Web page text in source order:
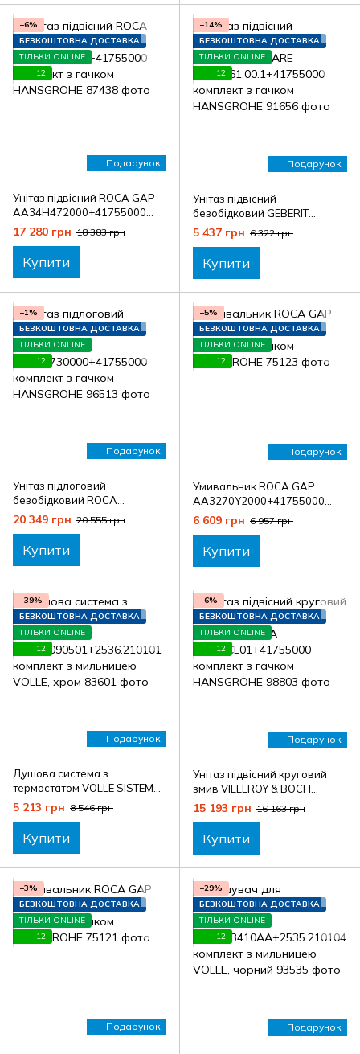
Подарунок
−6%
БЕЗКОШТОВНА ДОСТАВКА
ТІЛЬКИ ONLINE
12
Унітаз підвісний ROCA GAP
AA34H472000+41755000
комплект з гачком
HANSGROHE
17 280 грн 18 383 грн
Купити
Подарунок
−14%
БЕЗКОШТОВНА ДОСТАВКА
ТІЛЬКИ ONLINE
12
Унітаз підвісний
безобідковий GEBERIT
SELNOVA SQUARE
A501.961.00.1+41755000
комплект з гачком
HANSGROHE
5 437 грн 6 322 грн
Купити
Подарунок
−1%
БЕЗКОШТОВНА ДОСТАВКА
ТІЛЬКИ ONLINE
12
Унітаз підлоговий
безобідковий ROCA
CASSANDRA
AA34D730000+41755000
комплект з гачком
HANSGROHE
20 349 грн 20 555 грн
Купити
Подарунок
−5%
БЕЗКОШТОВНА ДОСТАВКА
ТІЛЬКИ ONLINE
12
Умивальник ROCA GAP
AA3270Y2000+41755000
комплект з гачком
HANSGROHE
6 609 грн 6 957 грн
Купити
Подарунок
−39%
БЕЗКОШТОВНА ДОСТАВКА
ТІЛЬКИ ONLINE
12
Душова система з
термостатом VOLLE SISTEMA
A1580.090501+2536.210101
комплект з мильницею
VOLLE, хром
5 213 грн 8 546 грн
Купити
Подарунок
−6%
БЕЗКОШТОВНА ДОСТАВКА
ТІЛЬКИ ONLINE
12
Унітаз підвісний круговий
змив VILLEROY & BOCH
ARCHITECTURA
A4694CL01+41755000
комплект з гачком
HANSGROHE
15 193 грн 16 163 грн
Купити
Подарунок
−3%
БЕЗКОШТОВНА ДОСТАВКА
ТІЛЬКИ ONLINE
12
Подарунок
−29%
БЕЗКОШТОВНА ДОСТАВКА
ТІЛЬКИ ONLINE
12